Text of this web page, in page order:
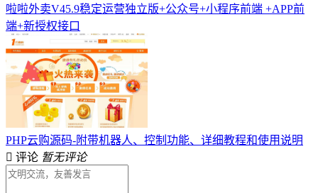
啦啦外卖V45.9稳定运营独立版+公众号+小程序前端 +APP前
端+新授权接口
PHP云购源码-附带机器人、控制功能、详细教程和使用说明
评论 暂无评论